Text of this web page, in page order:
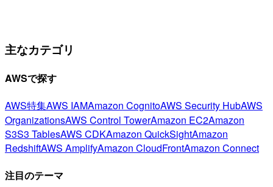
主なカテゴリ
AWSで探す
AWS特集AWS IAMAmazon CognitoAWS Security HubAWS
OrganizationsAWS Control TowerAmazon EC2Amazon
S3S3 TablesAWS CDKAmazon QuickSightAmazon
RedshiftAWS AmplifyAmazon CloudFrontAmazon Connect
注目のテーマ